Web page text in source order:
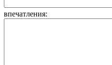
впечатления: